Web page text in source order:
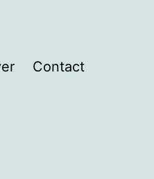
Contact